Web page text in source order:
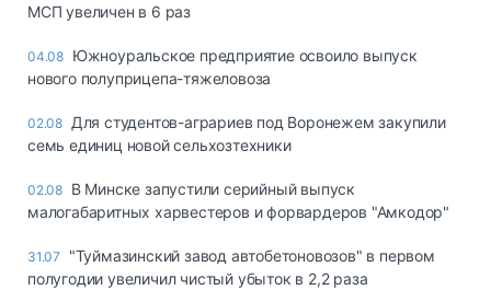
МСП увеличен в 6 раз
04.08 Южноуральское предприятие освоило выпуск
нового полуприцепа-тяжеловоза
02.08 Для студентов-аграриев под Воронежем закупили
семь единиц новой сельхозтехники
02.08 В Минске запустили серийный выпуск
малогабаритных харвестеров и форвардеров "Амкодор"
31.07
"Туймазинский завод автобетоновозов" в первом
полугодии увеличил чистый убыток в 2,2 раза